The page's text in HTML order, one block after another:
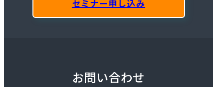
セミナー申し込み
お問い合わせ